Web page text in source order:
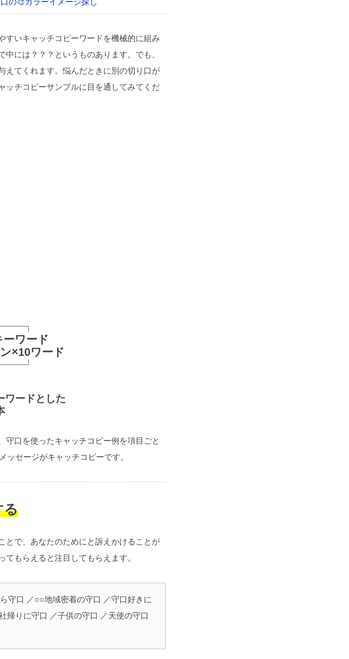
の🎨カラーイメージ探し
すいキャッチコピーワードを機械的に組み
には？？？というものあります。でも、
えてくれます。悩んだときに別の切り口が
ッチコピーサンプルに目を通してみてくだ
ーワード
×10ワード
ワードとした
守口を使ったキャッチコピー例を項目ごと
ッセージがキャッチコピーです。
る
とで、あなたのためにと訴えかけることが
もらえると注目してもらえます。
守口 ／○○地域密着の守口 ／守口好きに
帰りに守口 ／子供の守口 ／天使の守口